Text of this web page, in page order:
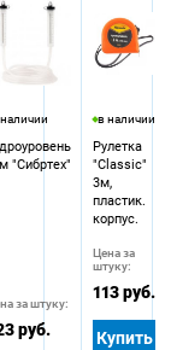
"Сибртех"
за штуку:
руб.
в наличии
Рулетка
"Classic"
3м,
пластик.
корпус.
Цена за
штуку:
113 руб.
Купить